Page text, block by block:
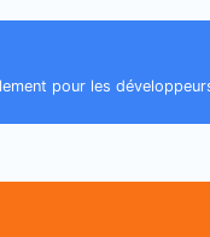
pour les